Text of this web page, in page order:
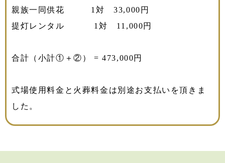
親族一同供花 1対 33,000円
提灯レンタル 1対 11,000円
合計（小計①＋②） = 473,000円
式場使用料金と火葬料金は別途お支払いを頂きま
した。